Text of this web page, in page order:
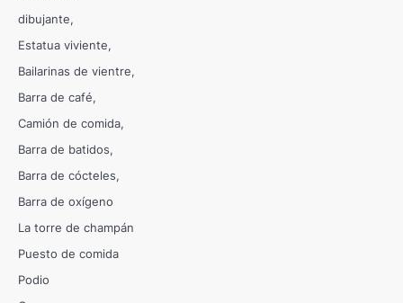
dibujante
Estatua viviente
Bailarinas de vientre
Barra de café
Camión de comida
Barra de batidos
Barra de cócteles
Barra de oxígeno
La torre de champán
Puesto de comida
Podio